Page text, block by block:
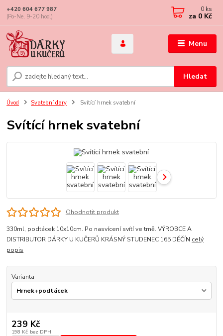
Menu
Hledat
+420 604 677 987
(Po-Ne, 9-20 hod.)
0 ks
za 0 Kč
Úvod Svatební dary Svítící hrnek svatební
Svítící hrnek svatební
Ohodnotit produkt
330ml, podtácek 10x10cm. Po nasvícení svítí ve tmě. VÝROBCE A
DISTRIBUTOR DÁRKY U KUČERŮ KRÁSNÝ STUDENEC 165 DĚČÍN celý
popis
Varianta
239 Kč
198 Kč bez DPH